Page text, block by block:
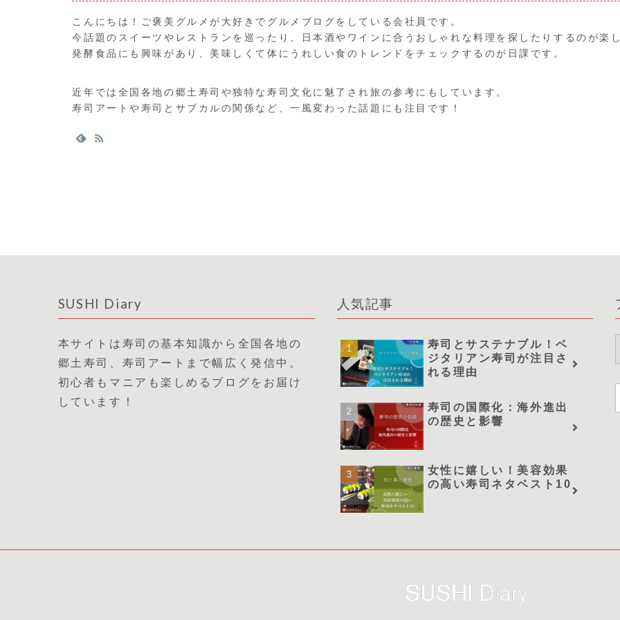
こんにちは！ご褒美グルメが大好きでグルメブログをしている会社員です。
今話題のスイーツやレストランを巡ったり、日本酒やワインに合うおしゃれな料理を探したりするのが楽
発酵食品にも興味があり、美味しくて体にうれしい食のトレンドをチェックするのが日課です。
近年では全国各地の郷土寿司や独特な寿司文化に魅了され旅の参考にもしています。
寿司アートや寿司とサブカルの関係など、一風変わった話題にも注目です！
SUSHI Diary
本サイトは寿司の基本知識から全国各地の
郷土寿司、寿司アートまで幅広く発信中。
初心者もマニアも楽しめるブログをお届け
しています！
人気記事
寿司とサステナブル！ベ
ジタリアン寿司が注目さ
れる理由
寿司の国際化：海外進出
の歴史と影響
女性に嬉しい！美容効果
の高い寿司ネタベスト10